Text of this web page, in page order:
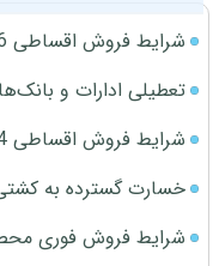
شرایط فروش اقساطی KMC SR6 کرمان موتور اعلام شد
تعطیلی ادارات و بانک‌های 5 استان در روز
شرایط فروش اقساطی JAC J4 (مرداد 1405)
خسارت گسترده به
شرایط فروش فوری